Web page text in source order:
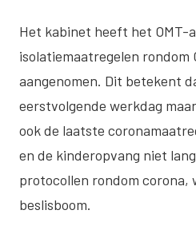
Het kabinet heeft het OMT-
isolatiemaatregelen rondom
aangenomen. Dit betekent
eerstvolgende werkdag
ook de laatste
en de kinderopvang niet
protocollen rondom corona,
beslisboom.